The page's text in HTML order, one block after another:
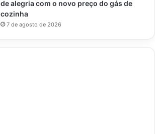
de alegria com o novo preço do gás de
cozinha
7 de agosto de 2026